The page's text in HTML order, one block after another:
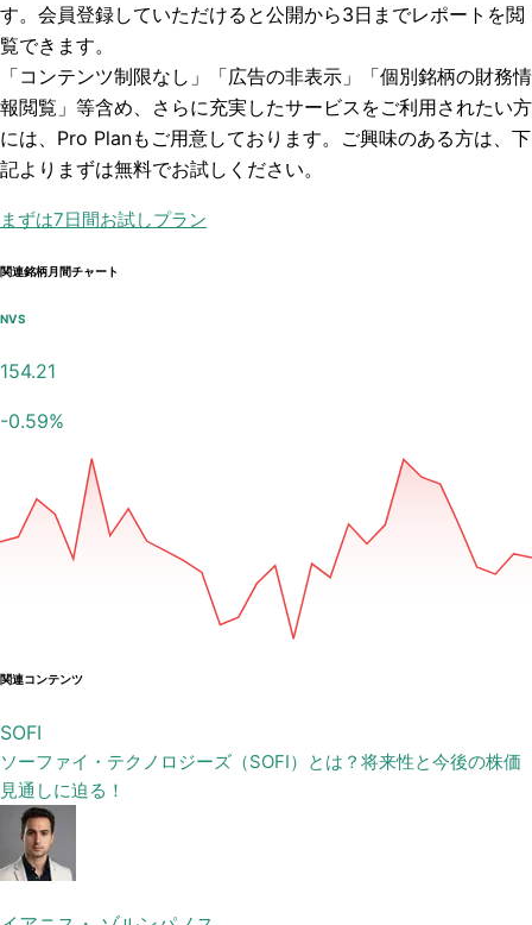
す。会員登録していただけると公開から3日までレポートを閲
覧できます。
「コンテンツ制限なし」「広告の非表示」「個別銘柄の財務情
報閲覧」 等含め、さらに充実したサービスをご利用されたい方
には、Pro Planもご用意しております。ご興味のある方は、下
記よりまずは無料でお試しください。
まずは7日間お試しプラン
関連銘柄月間チャート
NVS
154.21
-0.59%
関連コンテンツ
SOFI
ソーファイ・テクノロジーズ（SOFI）とは？将来性と今後の株価
見通しに迫る！